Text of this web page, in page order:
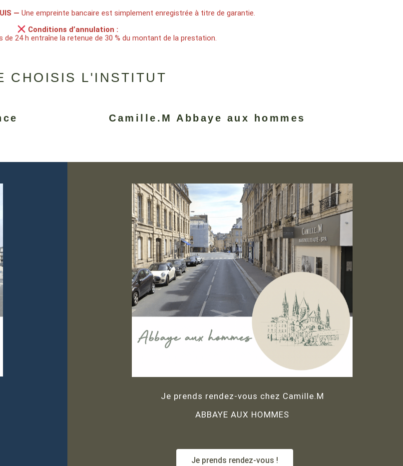
— Une empreinte bancaire est simplement enregistrée à titre de garantie.
Conditions d’annulation :
de 24 h entraîne la retenue de 30 % du montant de la prestation.
CHOISIS L'INSTITUT
Camille.M Abbaye aux hommes
Je prends rendez-vous chez Camille.M
ABBAYE AUX HOMMES
Je prends rendez-vous !